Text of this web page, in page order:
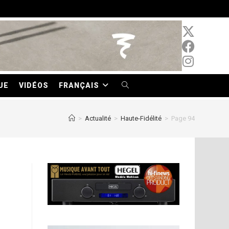
VIDÉOS FRANÇAIS TOGGLE
> Actualité > Haute-Fidélité > Page 94